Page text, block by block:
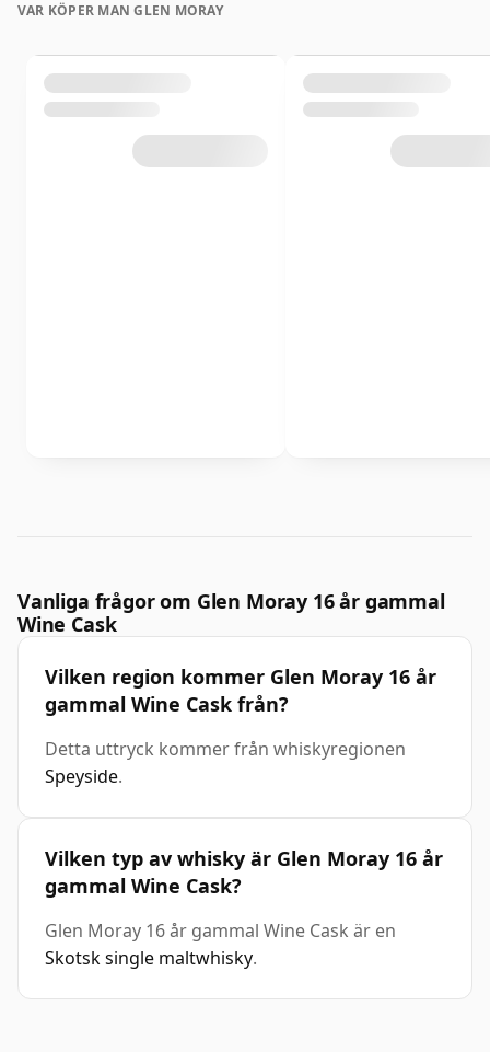
VAR KÖPER MAN GLEN MORAY
Vanliga frågor om Glen Moray 16 år gammal
Wine Cask
Vilken region kommer Glen Moray 16 år
gammal Wine Cask från?
Detta uttryck kommer från whiskyregionen
Speyside.
Vilken typ av whisky är Glen Moray 16 år
gammal Wine Cask?
Glen Moray 16 år gammal Wine Cask är en
Skotsk single maltwhisky.